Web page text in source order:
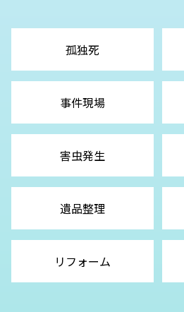
孤独死
事件現場
害虫発生
遺品整理
リフォーム